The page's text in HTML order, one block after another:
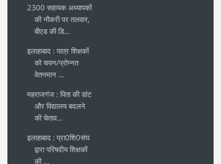
2300 सहायक अध्यापकों
की नौकरी पर तलवार,
बीएड की डि...
इलाहाबाद : पात्र शिक्षकों
को चयन/प्रोन्नत
वेतनमान ...
महराजगंज : पिता की डांट
और विद्यालय बदलने
की चेताव...
इलाहाबाद : प्रा0शि0संघ
द्वारा परिषदीय शिक्षकों
की ...